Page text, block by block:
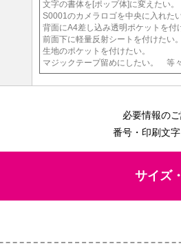
必要情報の
番号・印刷文
サイズ